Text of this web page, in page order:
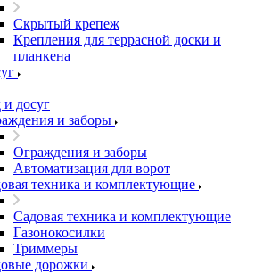
Скрытый крепеж
Крепления для террасной доски и
планкена
и досуг
и заборы
Ограждения и заборы
Автоматизация для ворот
техника и комплектующие
Садовая техника и комплектующие
Газонокосилки
Триммеры
дорожки